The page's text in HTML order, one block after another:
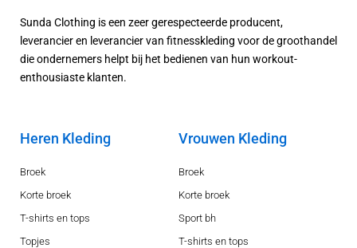
Sunda Clothing is een zeer gerespecteerde producent,
leverancier en leverancier van fitnesskleding voor de groothandel
die ondernemers helpt bij het bedienen van hun workout-
enthousiaste klanten.
Heren Kleding
Broek
Korte broek
T-shirts en tops
Topjes
Vrouwen Kleding
Broek
Korte broek
Sport bh
T-shirts en tops